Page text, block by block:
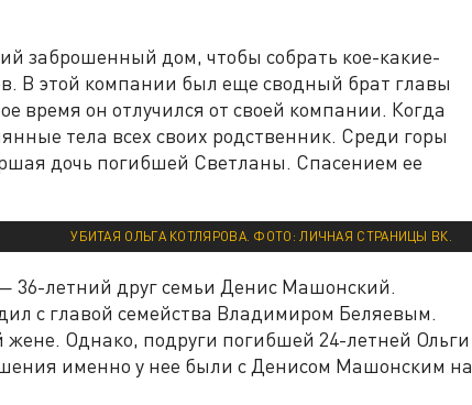
заброшенный дом, чтобы собрать кое-какие-
В этой компании был еще сводный брат главы
время он отлучился от своей компании. Когда
тела всех своих родственник. Среди горы
дочь погибшей Светланы. Спасением ее
УБИТАЯ ОЛЬГА КОТЛЯРОВА. ФОТО: ЛИЧНАЯ СТРАНИЦЫ ВК.
36-летний друг семьи Денис Машонский.
с главой семейства Владимиром Беляевым.
жене. Однако, подруги погибшей 24-летней Ольги
именно у нее были с Денисом Машонским на